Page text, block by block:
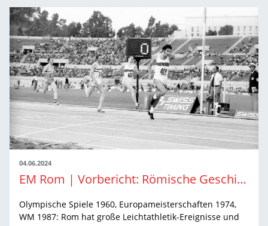
04.06.2024
EM Rom | Vorbericht: Römische Geschichten
Olympische Spiele 1960, Europameisterschaften 1974,
WM 1987: Rom hat große Leichtathletik-Ereignisse und